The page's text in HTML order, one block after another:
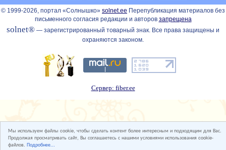
Мы используем файлы cookie, чтобы сделать контент более интересным и подходящим для Вас.
Продолжая просматривать сайт, Вы соглашаетесь с нашими условиями использования cookie-
файлов. Подробнее...
© 1999-2026, портал «Солнышко» solnet.ee Перепубликация материалов без
письменного согласия редакции и авторов запрещена
solnet® — зарегистрированный товарный знак. Все права защищены и
охраняются законом.
Сервер: fiber.ee